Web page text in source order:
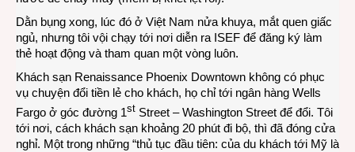
Dằn bụng xong, lúc đó ở Việt Nam nửa khuya, mắt quen giấc
ngủ, nhưng tôi vội chạy tới nơi diễn ra ISEF để đăng ký làm
thẻ hoạt động và tham quan một vòng luôn.
Khách sạn Renaissance Phoenix Downtown không có phục
vụ chuyện đổi tiền lẻ cho khách, họ chỉ tới ngân hàng Wells
Fargo ở góc đường 1st Street – Washington Street để đổi. Tôi
tới nơi, cách khách sạn khoảng 20 phút đi bộ, thì đã đóng cửa
nghỉ. Một trong những “thủ tục đầu tiên: của du khách tới Mỹ là